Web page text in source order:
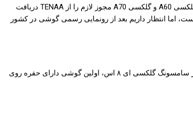
ماه گذشته، دو گوشی هوشمند با شماره مدل‌های SM-A6060 و SM-A7050 را در وب سایت TENAA رویت کردیم. در نتیجه، سامسونگ برای عرضه گوشی گلکسی A60 و گلکسی A70 مجوز لازم را از TENAA دریافت
مشخص است، اما انتظار داریم بعد از رونمایی رسمی گوشی در کشور
هنوز حتی در کشور خانه نیز رونمایی نشده است. بر اساس شایعات، گلکسی ای ۶۰ را باید نسخه‌ای تقلیل یافته از سامسونگ گلکسی ای ۸ اس، اولین گوشی دارای حفره روی